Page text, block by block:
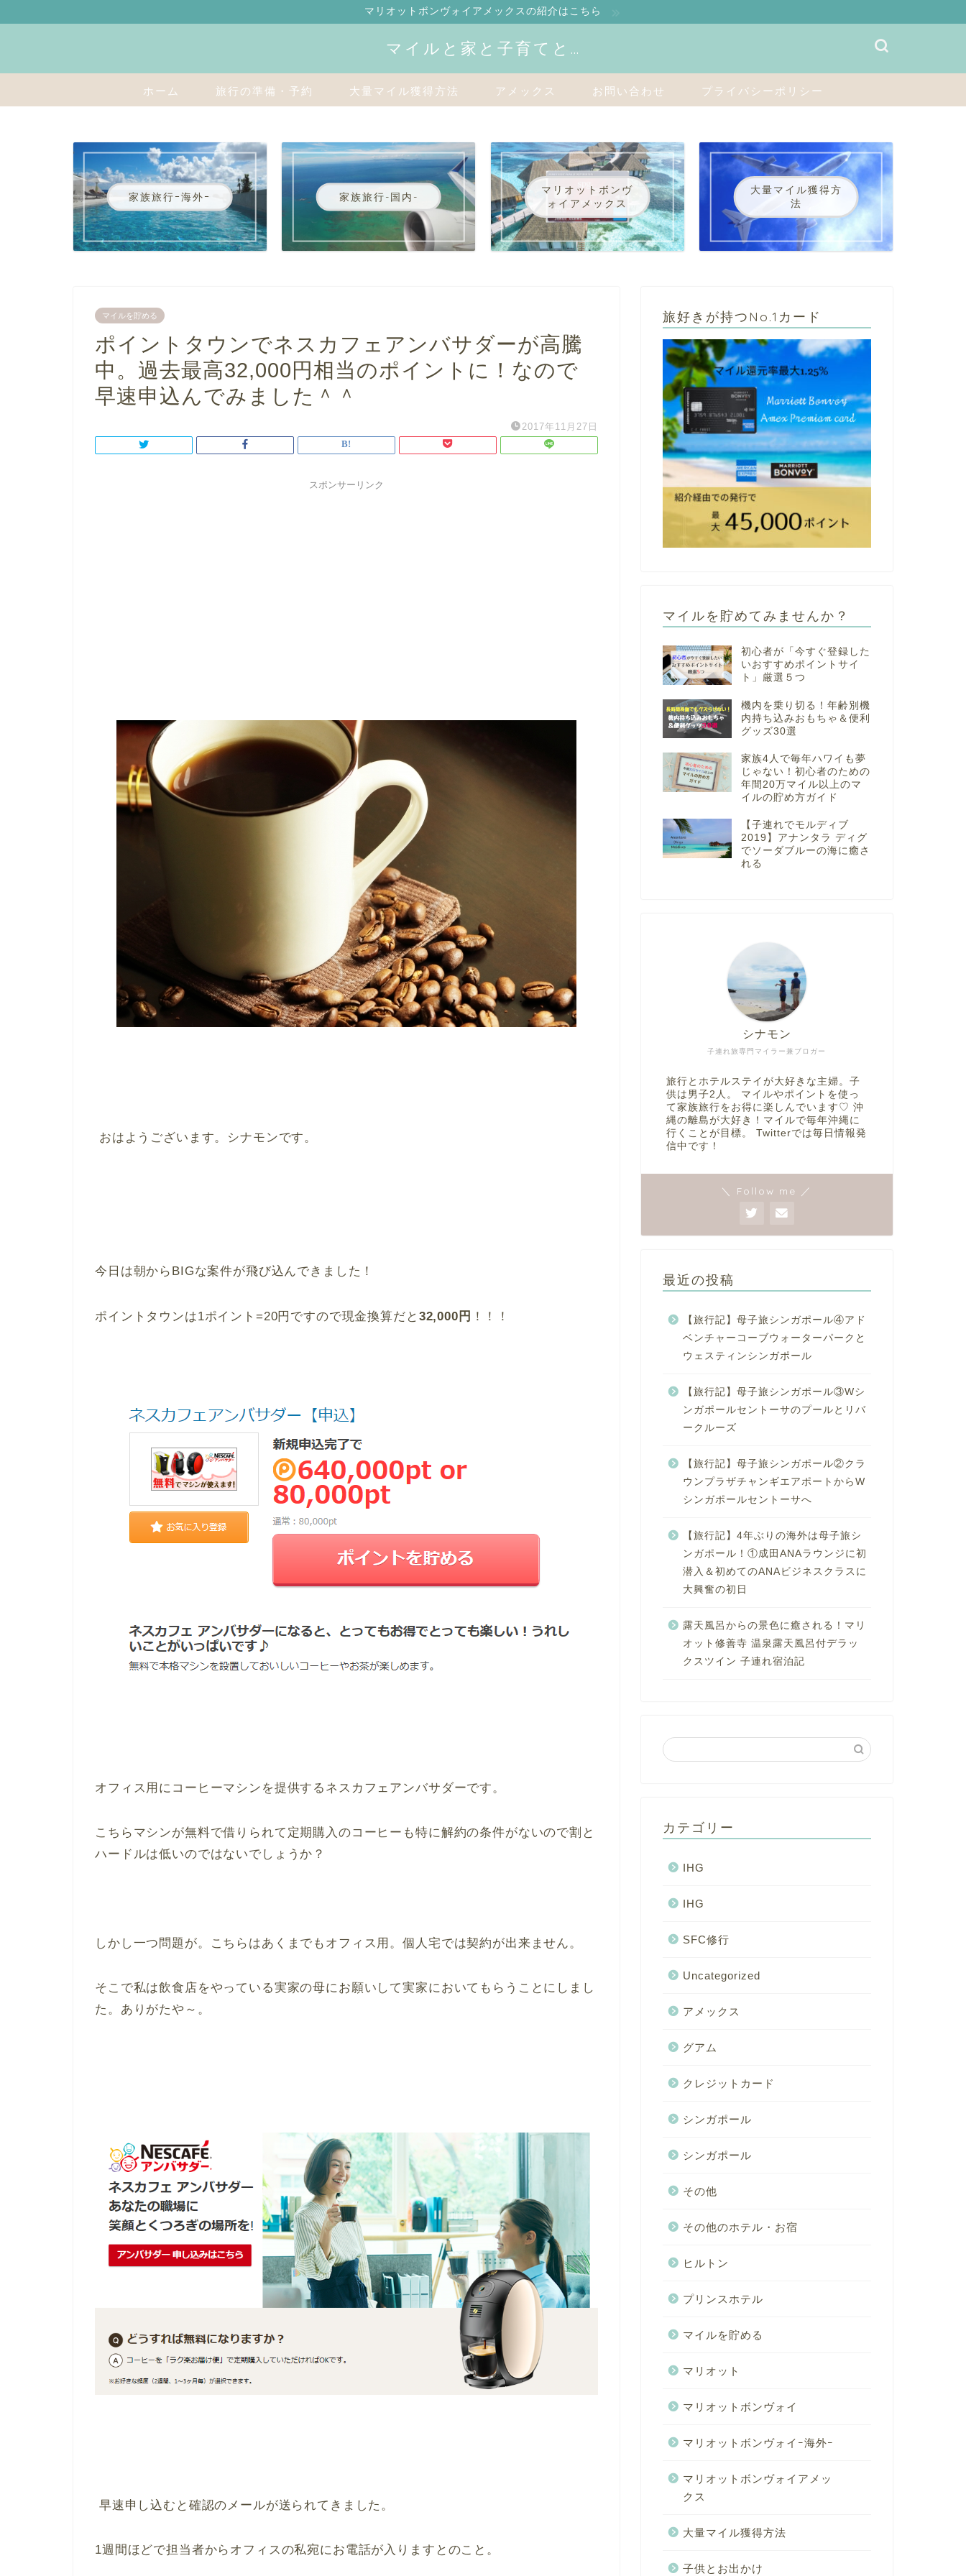
マリオットボンヴォイアメックスの紹介はこちら
マイルと家と子育てと…
ホーム 旅行の準備・予約 大量マイル獲得方法 アメックス お問い合わせ プライバシーポリシー
家族旅行ｰ海外ｰ 家族旅行-国内-
マリオットボンヴ
ォイアメックス
大量マイル獲得方
法
マイルを貯める
ポイントタウンでネスカフェアンバサダーが高騰
中。過去最高32,000円相当のポイントに！なので
早速申込んでみました＾＾
2017年11月27日
スポンサーリンク
おはようございます。シナモンです。
今日は朝からBIGな案件が飛び込んできました！
ポイントタウンは1ポイント=20円ですので現金換算だと 32,000 円 ！！！
オフィス用にコーヒーマシンを提供するネスカフェアンバサダーです。
こちらマシンが無料で借りられて定期購入のコーヒーも特に解約の条件がないので割と
ハードルは低いのではないでしょうか？
しかし一つ問題が。こちらはあくまでもオフィス用。個人宅では契約が出来ません。
そこで私は飲食店をやっている実家の母にお願いして実家においてもらうことにしまし
た。ありがたや～。
早速申し込むと確認のメールが送られてきました。
1週間ほどで担当者からオフィスの私宛にお電話が入りますとのこと。
旅好きが持つNo.1カード
マイルを貯めてみませんか？
初心者が「今すぐ登録した
いおすすめポイントサイ
ト」厳選５つ
機内を乗り切る！年齢別機
内持ち込みおもちゃ＆便利
グッズ30選
家族4人で毎年ハワイも夢
じゃない！初心者のための
年間20万マイル以上のマ
イルの貯め方ガイド
【子連れでモルディブ
2019】アナンタラ ディグ
でソーダブルーの海に癒さ
れる
子連れ旅専門マイラー兼ブロガー
シナモン
旅行とホテルステイが大好きな主婦。子
供は男子2人。 マイルやポイントを使っ
て家族旅行をお得に楽しんでいます♡ 沖
縄の離島が大好き！マイルで毎年沖縄に
行くことが目標。 Twitterでは毎日情報発
信中です！
＼ Follow me ／
最近の投稿
【旅行記】母子旅シンガポール④アド
ベンチャーコーブウォーターパークと
ウェスティンシンガポール
【旅行記】母子旅シンガポール③Wシ
ンガポールセントーサのプールとリバ
ークルーズ
【旅行記】母子旅シンガポール②クラ
ウンプラザチャンギエアポートからW
シンガポールセントーサへ
【旅行記】4年ぶりの海外は母子旅シ
ンガポール！①成田ANAラウンジに初
潜入＆初めてのANAビジネスクラスに
大興奮の初日
露天風呂からの景色に癒される！マリ
オット修善寺 温泉露天風呂付デラッ
クスツイン 子連れ宿泊記
カテゴリー
IHG
IHG
SFC修行
Uncategorized
アメックス
グアム
クレジットカード
シンガポール
シンガポール
その他
その他のホテル・お宿
ヒルトン
プリンスホテル
マイルを貯める
マリオット
マリオットボンヴォイ
マリオットボンヴォイｰ海外ｰ
マリオットボンヴォイアメッ
クス
大量マイル獲得方法
子供とお出かけ